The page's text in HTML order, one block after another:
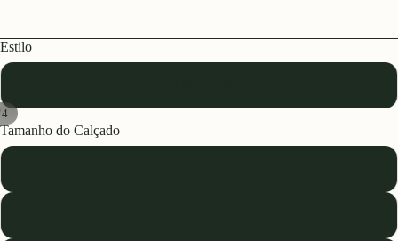
4
Estilo
Tamanho do Calçado